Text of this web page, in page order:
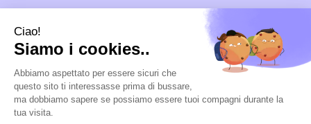
Informativa Privacy
Cookie Policy
Modalità di Spedizione e
Farmacia Lodi srl
- Corso Guercino, 67/b 44042 Cento (FE)